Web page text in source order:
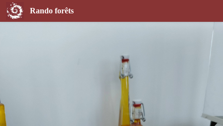
Rando forêts
La Safranerie Templière - Miel Safrané